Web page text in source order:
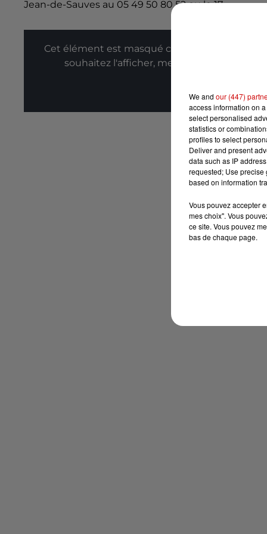
Jean-de-Sauves au 05 49 50 80 52 ou le 17.
Cet élément est masqué compte-tenu du
souhaitez l'afficher, merci de nous
We and our (447)
access information on
select personalised
statistics or
profiles to select
Deliver and present
data such as IP
requested; Use precise
based on information
Vous pouvez accepter
mes choix". Vous
ce site. Vous pouvez
bas de chaque page.